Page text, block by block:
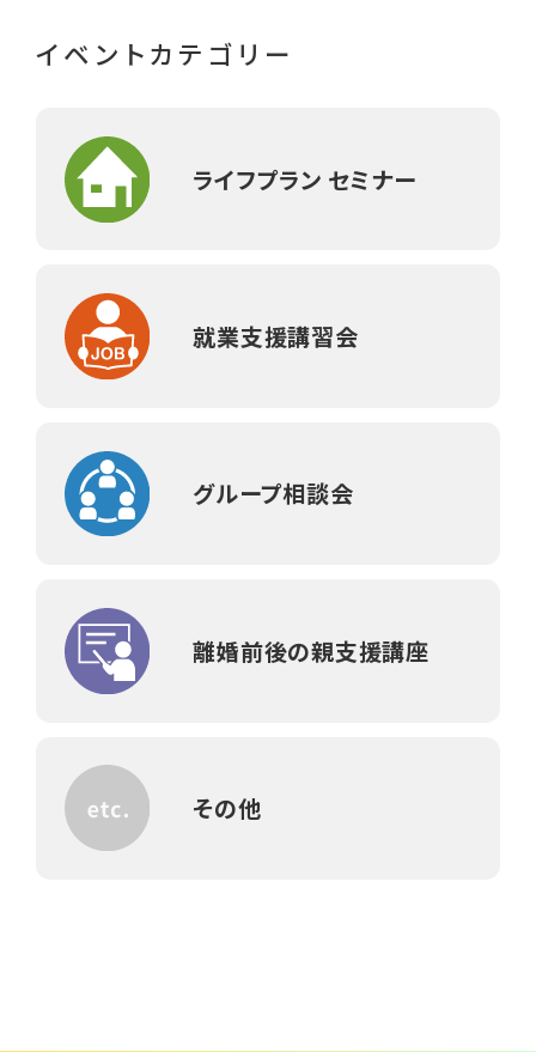
イベントカテゴリー
ライフプラン セミナー
就業支援講習会
グループ相談会
離婚前後の親支援講座
その他